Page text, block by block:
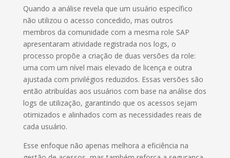
Quando a análise revela que um usuário específico
não utilizou o acesso concedido, mas outros
membros da comunidade com a mesma role SAP
apresentaram atividade registrada nos logs, o
processo propõe a criação de duas versões da role:
uma com um nível mais elevado de licença e outra
ajustada com privilégios reduzidos. Essas versões são
então atribuídas aos usuários com base na análise dos
logs de utilização, garantindo que os acessos sejam
otimizados e alinhados com as necessidades reais de
cada usuário.
Esse enfoque não apenas melhora a eficiência na